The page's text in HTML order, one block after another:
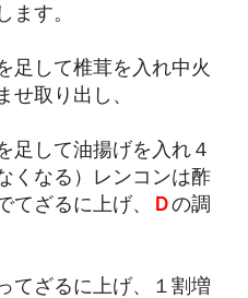
ます。
足して椎茸を入れ中火
せ取り出し、
足して油揚げを入れ４
くなる）レンコンは酢
てざるに上げ、
Ｄの調
てざるに上げ、１割増